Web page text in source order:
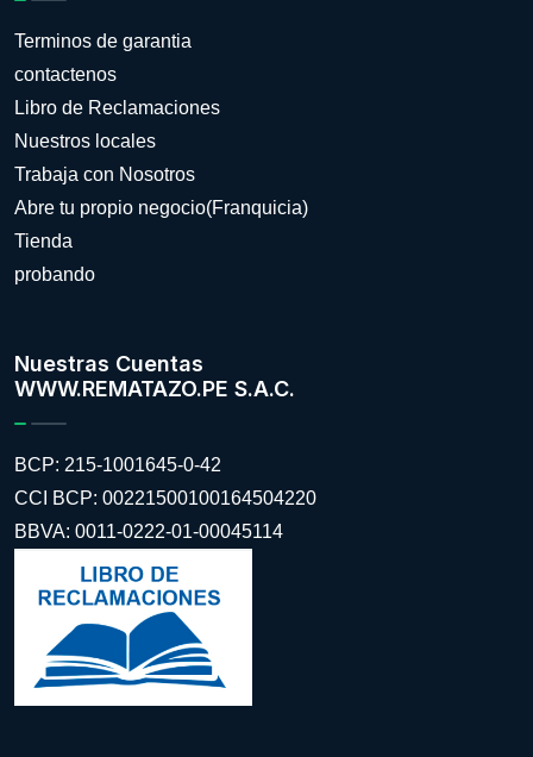
Terminos de garantia
contactenos
Libro de Reclamaciones
Nuestros locales
Trabaja con Nosotros
Abre tu propio negocio(Franquicia)
Tienda
probando
Nuestras Cuentas
WWW.REMATAZO.PE S.A.C.
BCP: 215-1001645-0-42
CCI BCP: 00221500100164504220
BBVA: 0011-0222-01-00045114